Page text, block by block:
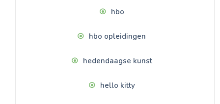
hbo
hbo opleidingen
hedendaagse kunst
hello kitty